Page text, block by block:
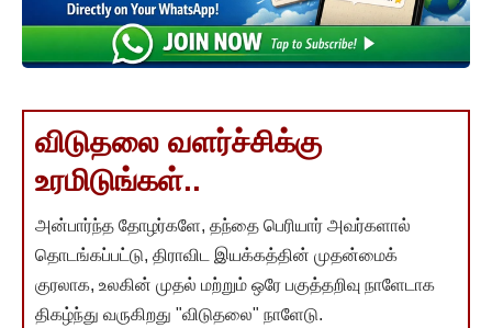
விடுதலை வளர்ச்சிக்கு
உரமிடுங்கள்..
அன்பார்ந்த தோழர்களே, தந்தை பெரியார் அவர்களால்
தொடங்கப்பட்டு, திராவிட இயக்கத்தின் முதன்மைக்
குரலாக, உலகின் முதல் மற்றும் ஒரே பகுத்தறிவு நாளேடாக
திகழ்ந்து வருகிறது "விடுதலை" நாளேடு.